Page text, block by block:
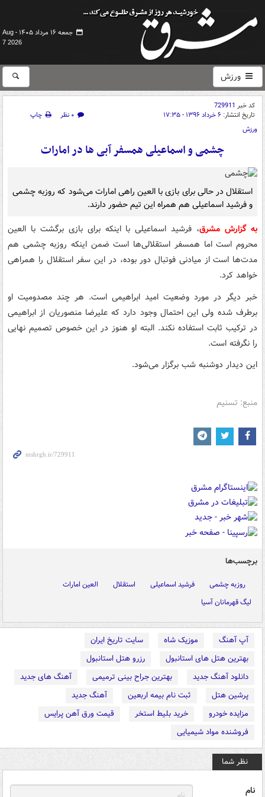
جمعه ۱۶ مرداد ۱۴۰۵ -
Aug
7 2026
ورزش
کد خبر 729911
تاریخ انتشار: ۶ خرداد ۱۳۹۶ - ۱۷:۳۵ ۰ نظر
چاپ
ورزش
چشمی و اسماعیلی همسفر آبی ها در امارات
استقلال در حالی برای بازی با العین راهی امارات می‌شود که روزبه چشمی
و فرشید اسماعیلی هم همراه این تیم حضور دارند.
به گزارش مشرق، فرشید اسماعیلی با اینکه برای بازی برگشت با العین
محروم است اما همسفر استقلالی‌ها است ضمن اینکه روزبه چشمی هم
مدت‌ها است از میادنی فوتبال دور بوده، در این سفر استقلال را همراهی
خواهد کرد.
خبر دیگر در مورد وضعیت امید ابراهیمی است. هر چند مصدومیت او
برطرف شده ولی این احتمال وجود دارد که علیرضا منصوریان از ابراهیمی
در ترکیب ثابت استفاده نکند. البته او هنوز در این خصوص تصمیم نهایی
را نگرفته است.
این دیدار دوشنبه شب برگزار می‌شود.
منبع: تسنیم
برچسب‌ها
روزبه چشمی فرشید اسماعیلی استقلال
العین امارات
لیگ قهرمانان آسیا
آپ آهنگ موزیک شاه
سایت تاریخ ایران
بهترین هتل های استانبول
رزرو هتل استانبول
دانلود آهنگ جدید
بهترین جراح بینی ترمیمی
آهنگ های جدید
پرشین هتل
ثبت نام بیمه اربعین
آهنگ جدید
مزایده خودرو
خرید بلیط استخر
قیمت ورق آهن پرایس
فروشنده مواد شیمیایی
نظر شما
نام